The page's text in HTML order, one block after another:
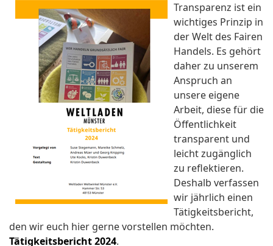
Transparenz ist ein
wichtiges Prinzip in
der Welt des Fairen
Handels. Es gehört
daher zu unserem
Anspruch an
unsere eigene
Arbeit, diese für die
Öffentlichkeit
transparent und
leicht zugänglich
zu reflektieren.
Deshalb verfassen
wir jährlich einen
Tätigkeitsbericht,
den wir euch hier gerne vorstellen möchten.
Tätigkeitsbericht 2024.